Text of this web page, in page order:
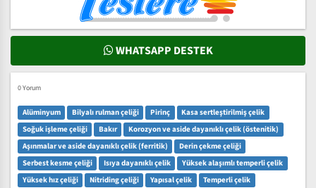
WHATSAPP DESTEK
0 Yorum
Alüminyum Bilyalı rulman çeliği Pirinç
Kasa sertleştirilmiş çelik
Soğuk işleme çeliği
Bakır
Korozyon ve aside dayanıklı çelik (östenitik)
Aşınmalar ve aside dayanıklı çelik (ferritik)
Derin çekme çeliği
Serbest kesme çeliği
Isıya dayanıklı çelik
Yüksek alaşımlı temperli çelik
Yüksek hız çeliği
Nitriding çeliği Yapısal çelik Temperli çelik